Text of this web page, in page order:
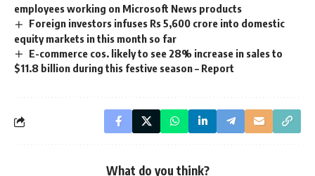
employees working on Microsoft News products
Foreign investors infuses Rs 5,600 crore into domestic
equity markets in this month so far
E-commerce cos. likely to see 28% increase in sales to
$11.8 billion during this festive season – Report
What do you think?